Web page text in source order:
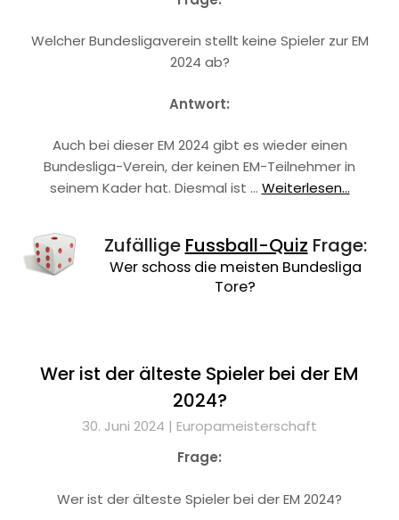
Welcher Bundesligaverein stellt keine Spieler zur EM
2024 ab?
Antwort:
Auch bei dieser EM 2024 gibt es wieder einen
Bundesliga-Verein, der keinen EM-Teilnehmer in
seinem Kader hat. Diesmal ist … Weiterlesen...
Zufällige Fussball-Quiz Frage:
Wer schoss die meisten Bundesliga
Tore?
Wer ist der älteste Spieler bei der EM
2024?
30. Juni 2024 | Europameisterschaft
Frage:
Wer ist der älteste Spieler bei der EM 2024?